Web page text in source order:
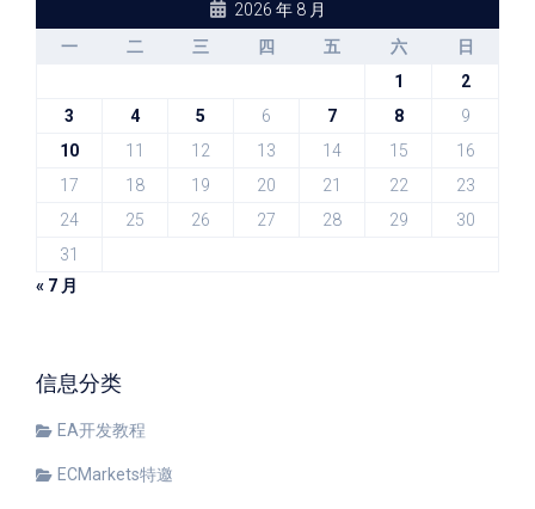
2026 年 8 月
一
二 三 四 五 六
日
1
2
3
4 5 6 7 8
9
10
11 12 13 14 15
16
17
18 19 20 21 22
23
24
25 26 27 28 29
30
31
« 7 月
信息分类
EA开发教程
ECMarkets特邀